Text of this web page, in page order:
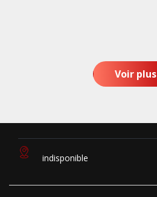
Voir plus
indisponible